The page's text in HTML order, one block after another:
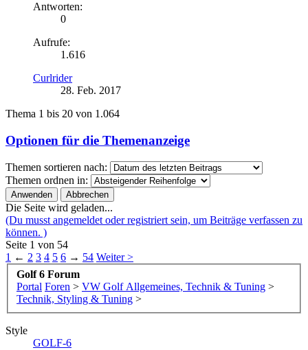
Antworten:
0
Aufrufe:
1.616
Curlrider
28. Feb. 2017
Thema 1 bis 20 von 1.064
Optionen für die Themenanzeige
Themen sortieren nach:
Themen ordnen in:
Die Seite wird geladen...
(Du musst angemeldet oder registriert sein, um Beiträge verfassen zu
können. )
Seite 1 von 54
1 ← 2 3 4 5 6 → 54 Weiter >
Golf 6 Forum
Portal Foren > VW Golf Allgemeines, Technik & Tuning >
Technik, Styling & Tuning >
Style
GOLF-6